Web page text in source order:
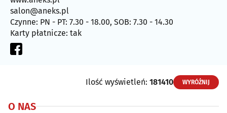
salon@aneks.pl
Czynne: PN - PT: 7.30 - 18.00, SOB: 7.30 - 14.30
Karty płatnicze: tak
Ilość wyświetleń: 181410 WYRÓŻNIJ
O NAS